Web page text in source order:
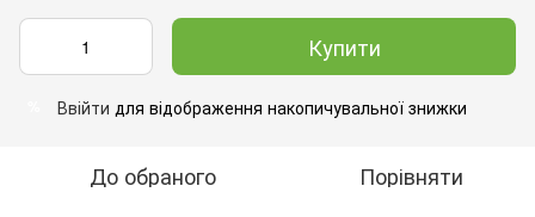
Купити
Ввійти для відображення накопичувальної знижки
До обраного Порівняти